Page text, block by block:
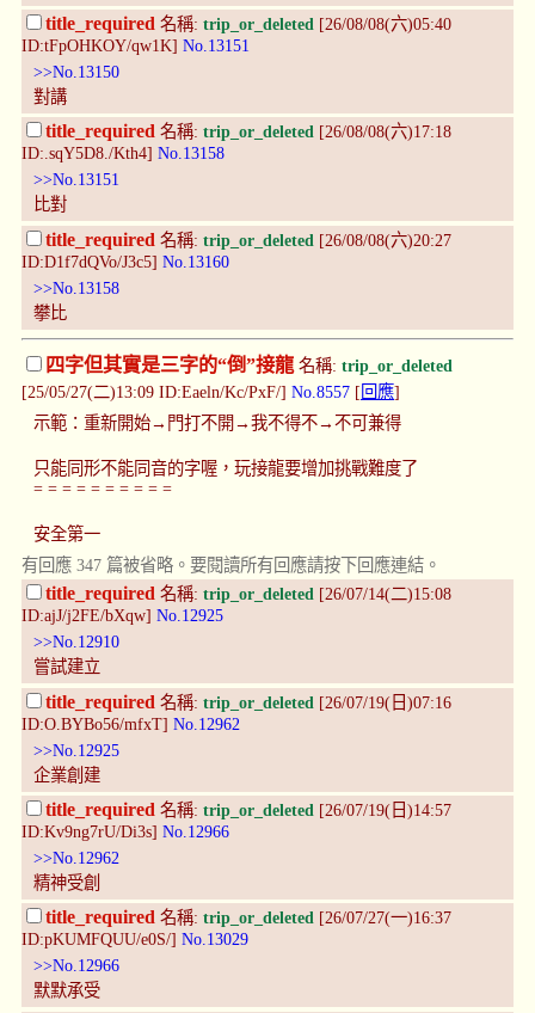
title_required 名稱: trip_or_deleted [26/08/08(六)05:40
ID:tFpOHKOY/qw1K] No.13151
>>No.13150
對講
title_required 名稱: trip_or_deleted [26/08/08(六)17:18
ID:.sqY5D8./Kth4] No.13158
>>No.13151
比對
title_required 名稱: trip_or_deleted [26/08/08(六)20:27
ID:D1f7dQVo/J3c5] No.13160
>>No.13158
攀比
四字但其實是三字的“倒”接龍 名稱: trip_or_deleted
[25/05/27(二)13:09 ID:Eaeln/Kc/PxF/] No.8557 [ 回應]
示範：重新開始→門打不開→我不得不→不可兼得
只能同形不能同音的字喔，玩接龍要增加挑戰難度了
= = = = = = = = = =
安全第一
有回應 347 篇被省略。要閱讀所有回應請按下回應連結。
title_required 名稱: trip_or_deleted [26/07/14(二)15:08
ID:ajJ/j2FE/bXqw] No.12925
>>No.12910
嘗試建立
title_required 名稱: trip_or_deleted [26/07/19(日)07:16
ID:O.BYBo56/mfxT] No.12962
>>No.12925
企業創建
title_required 名稱: trip_or_deleted [26/07/19(日)14:57
ID:Kv9ng7rU/Di3s] No.12966
>>No.12962
精神受創
title_required 名稱: trip_or_deleted [26/07/27(一)16:37
ID:pKUMFQUU/e0S/] No.13029
>>No.12966
默默承受